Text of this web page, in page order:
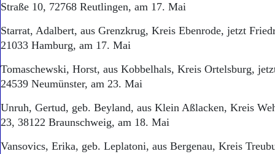
Straße 10, 72768 Reutlingen, am 17. Mai
Starrat, Adalbert, aus Grenzkrug, Kreis Ebenrode, jetzt
21033 Hamburg, am 17. Mai
Tomaschewski, Horst, aus Kobbelhals, Kreis Ortelsburg,
24539 Neumünster, am 23. Mai
Unruh, Gertud, geb. Beyland, aus Klein Aßlacken, Kreis
23, 38122 Braunschweig, am 18. Mai
Vansovics, Erika, geb. Leplatoni, aus Bergenau, Kreis